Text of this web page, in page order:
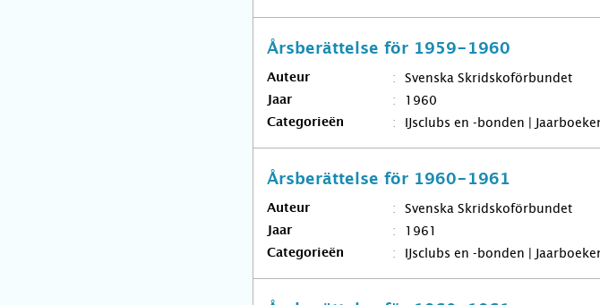
Årsberättelse för 1959-1960
Auteur Svenska Skridskoförbundet
Jaar 1960
Categorieën IJsclubs en -bonden |
Årsberättelse för 1960-1961
Auteur Svenska Skridskoförbundet
Jaar 1961
Categorieën IJsclubs en -bonden |